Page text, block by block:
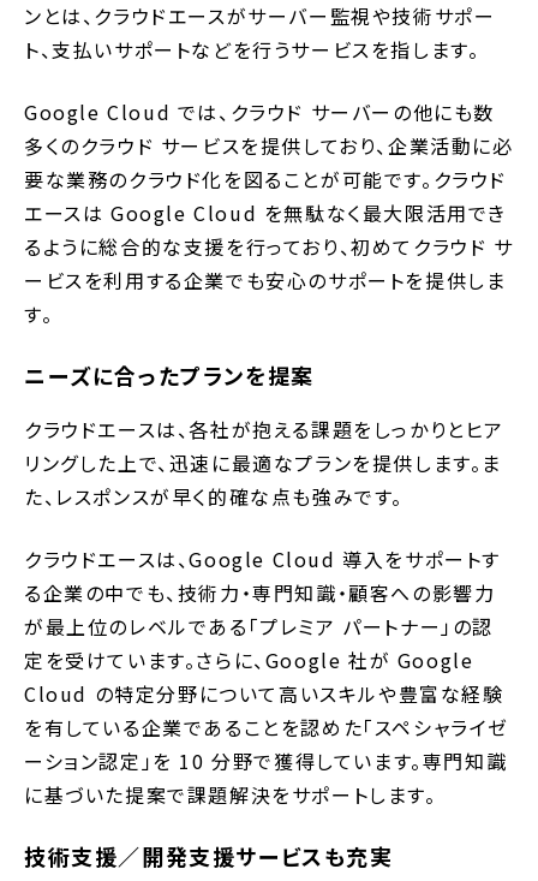
ンとは、クラウドエースがサーバー監視や技術サポー
ト、支払いサポートなどを行うサービスを指します。
Google Cloud では、クラウド サーバーの他にも数
多くのクラウド サービスを提供しており、企業活動に必
要な業務のクラウド化を図ることが可能です。クラウド
エースは Google Cloud を無駄なく最大限活用でき
るように総合的な支援を行っており、初めてクラウド サ
ービスを利用する企業でも安心のサポートを提供しま
す。
ニーズに合ったプランを提案
クラウドエースは、各社が抱える課題をしっかりとヒア
リングした上で、迅速に最適なプランを提供します。ま
た、レスポンスが早く的確な点も強みです。
クラウドエースは、Google Cloud 導入をサポートす
る企業の中でも、技術力・専門知識・顧客への影響力
が最上位のレベルである「プレミア パートナー」の認
定を受けています。さらに、Google 社が Google
Cloud の特定分野について高いスキルや豊富な経験
を有している企業であることを認めた「スペシャライゼ
ーション認定」を 10 分野で獲得しています。専門知識
に基づいた提案で課題解決をサポートします。
技術支援／開発支援サービスも充実